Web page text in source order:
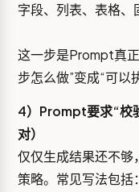
字段、列表、表格、
这一步是Prompt真
步怎么做”变成“可以
4）Prompt要求“校
对）
仅仅生成结果还不
策略。常见写法包括：